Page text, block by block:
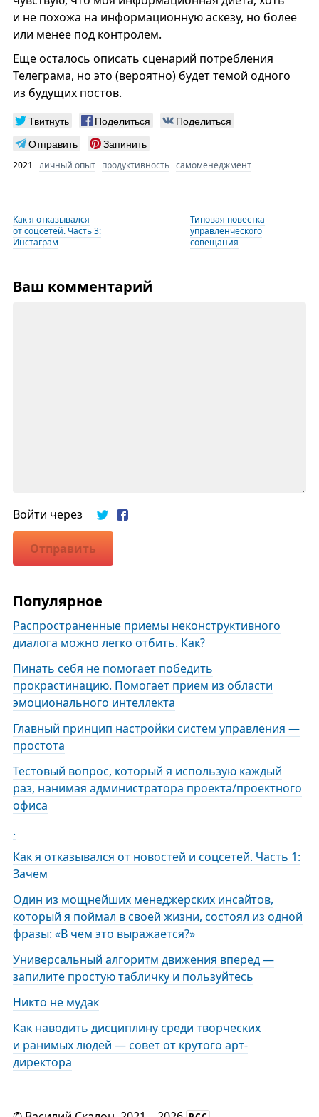
и не похожа на информационную аскезу, но более
или менее под контролем.
Еще осталось описать сценарий потребления
Телеграма, но это (вероятно) будет темой одного
из будущих постов.
Твитнуть Поделиться
Поделиться
Отправить
Запинить
2021 личный опыт продуктивность самоменеджмент
Как я отказывался
от соцсетей. Часть 3:
Инстаграм
Типовая повестка
управленческого
совещания
Ваш комментарий
Войти через
Отправить
Популярное
Распространенные приемы неконструктивного
диалога можно легко отбить. Как?
Пинать себя не помогает победить
прокрастинацию. Помогает прием из области
эмоционального интеллекта
Главный принцип настройки систем управления —
простота
Тестовый вопрос, который я использую каждый
раз, нанимая администратора проекта/проектного
офиса
.
Как я отказывался от новостей и соцсетей. Часть 1:
Зачем
Один из мощнейших менеджерских инсайтов,
который я поймал в своей жизни, состоял из одной
фразы: «В чем это выражается?»
Универсальный алгоритм движения вперед —
запилите простую табличку и пользуйтесь
Никто не мудак
Как наводить дисциплину среди творческих
и ранимых людей — совет от крутого арт-
директора